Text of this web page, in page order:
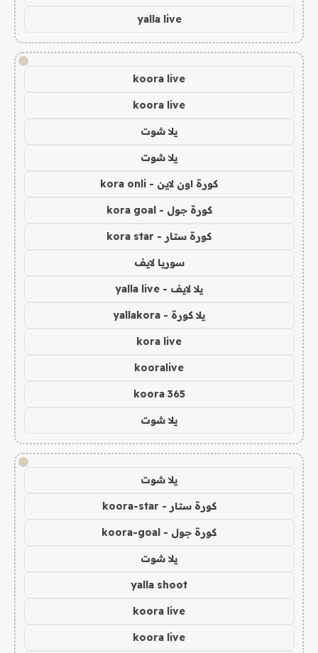
yalla live
!
koora live
koora live
يلا شوت
يلا شوت
كورة اون لاين - kora onli
كورة جول - kora goal
كورة ستار - kora star
سوريا لايف
يلا لايف - yalla live
يلا كورة - yallakora
kora live
kooralive
koora 365
يلا شوت
!
يلا شوت
كورة ستار - koora-star
كورة جول - koora-goal
يلا شوت
yalla shoot
koora live
koora live